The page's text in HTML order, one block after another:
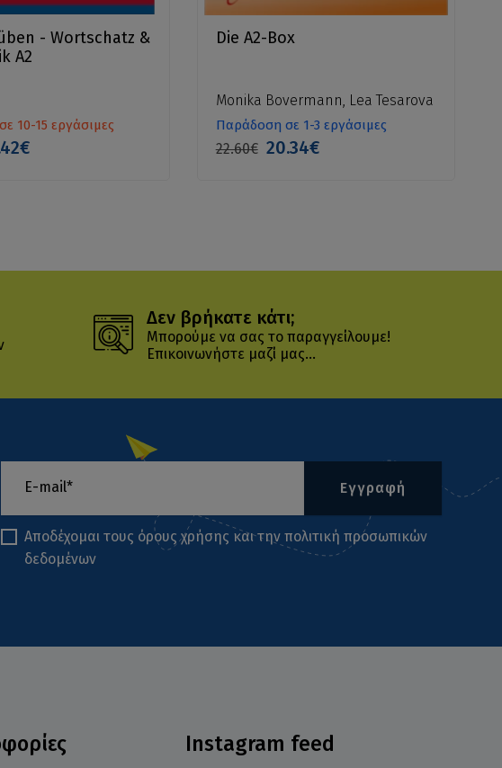
- Wortschatz &
A2
10-15 εργάσιμες
Die A2-Box
Monika Bovermann, Lea Tesarova
Παράδοση σε 1-3 εργάσιμες
22.60€ 20.34€
Δεν βρήκατε κάτι;
Μπορούμε να σας το παραγγείλουμε!
Επικοινωνήστε μαζί μας...
Εγγραφή
Αποδέχομαι τους όρους χρήσης και την πολιτική προσωπικών
δεδομένων
Instagram feed